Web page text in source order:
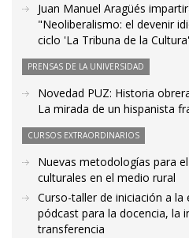
Juan Manuel Aragüés
"Neoliberalismo: el devenir
ciclo 'La Tribuna de la Cultura'
PRENSAS DE LA UNIVERSIDAD
Novedad PUZ: Historia
La mirada de un hispanista
CURSOS EXTRAORDINARIOS
Nuevas metodologías para
culturales en el medio rural
Curso-taller de iniciación a
pódcast para la docencia, la
transferencia